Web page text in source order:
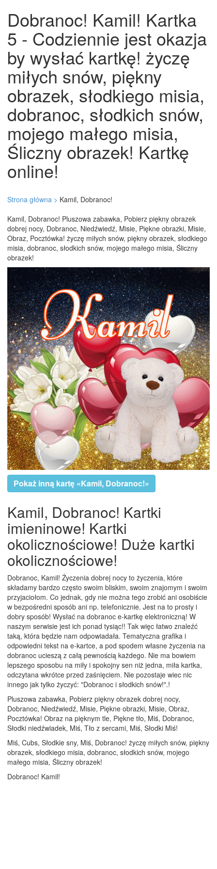
Dobranoc! Kamil! Kartka
5 - Codziennie jest okazja
by wysłać kartkę! życzę
miłych snów, piękny
obrazek, słodkiego misia,
dobranoc, słodkich snów,
mojego małego misia,
Śliczny obrazek! Kartkę
online!
Strona główna > Kamil, Dobranoc!
Kamil, Dobranoc! Pluszowa zabawka, Pobierz piękny obrazek
dobrej nocy, Dobranoc, Niedźwiedź, Misie, Piękne obrazki, Misie,
Obraz, Pocztówka! życzę miłych snów, piękny obrazek, słodkiego
misia, dobranoc, słodkich snów, mojego małego misia, Śliczny
obrazek!
Pokaż inną kartę «Kamil, Dobranoc!»
Kamil, Dobranoc! Kartki
imieninowe! Kartki
okolicznościowe! Duże kartki
okolicznościowe!
Dobranoc, Kamil! Życzenia dobrej nocy to życzenia, które
składamy bardzo często swoim bliskim, swoim znajomym i swoim
przyjaciołom. Co jednak, gdy nie można tego zrobić ani osobiście
w bezpośredni sposób ani np. telefonicznie. Jest na to prosty i
dobry sposób! Wysłać na dobranoc e-kartkę elektroniczną! W
naszym serwisie jest ich ponad tysiąc!! Tak więc łatwo znaleźć
taką, która będzie nam odpowiadała. Tematyczna grafika i
odpowiedni tekst na e-kartce, a pod spodem własne życzenia na
dobranoc ucieszą z całą pewnością każdego. Nie ma bowiem
lepszego sposobu na miły i spokojny sen niż jedna, miła kartka,
odczytana wkrótce przed zaśnięciem. Nie pozostaje wiec nic
innego jak tylko życzyć: "Dobranoc i słodkich snów!".!
Pluszowa zabawka, Pobierz piękny obrazek dobrej nocy,
Dobranoc, Niedźwiedź, Misie, Piękne obrazki, Misie, Obraz,
Pocztówka! Obraz na pięknym tle, Piękne tło, Miś, Dobranoc,
Słodki niedźwiadek, Miś, Tło z sercami, Miś, Słodki Miś!
Miś, Cubs, Słodkie sny, Miś, Dobranoc! życzę miłych snów, piękny
obrazek, słodkiego misia, dobranoc, słodkich snów, mojego
małego misia, Śliczny obrazek!
Dobranoc! Kamil!